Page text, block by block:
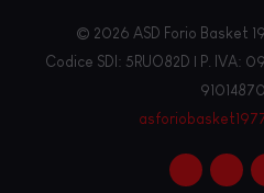
© 2026 ASD Forio Basket
Codice SDI: 5RUO82D | P. IVA: